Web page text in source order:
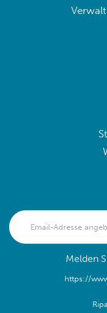
Melden
https://